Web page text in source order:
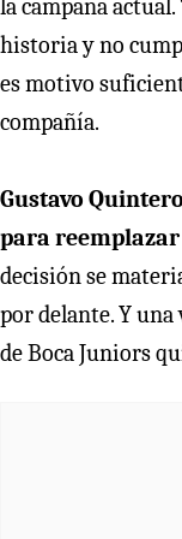
la campaña
historia y no
es motivo
compañía.
Gustavo
para
decisión se
por delante. Y
de Boca Juniors